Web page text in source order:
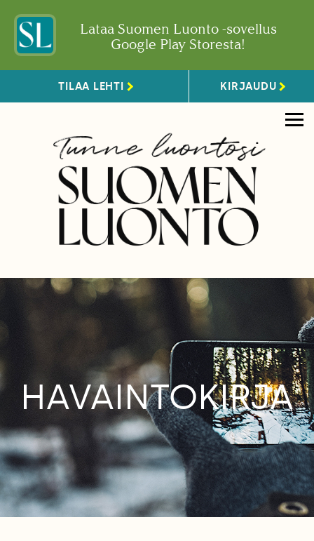
Lataa Suomen Luonto -sovellus
Google Play Storesta!
TILAA LEHTI KIRJAUDU
HAVAINTOKIRJA